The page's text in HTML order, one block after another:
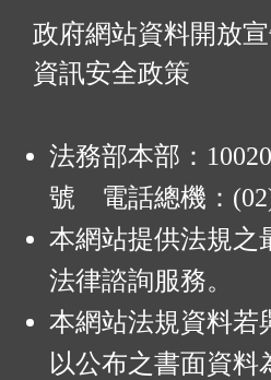
政府網站資料開放
資訊安全政策
法務部本部：
號 電話總機：
本網站提供法規之
法律諮詢服務。
本網站法規資料若
以公布之書面資料